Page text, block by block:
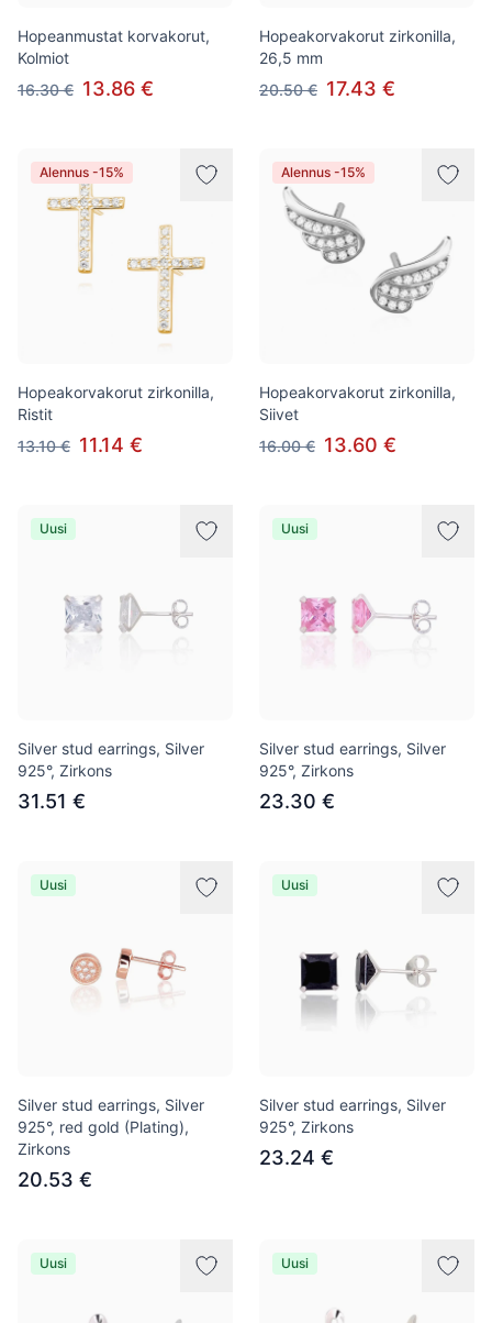
Hopeanmustat korvakorut,
Kolmiot
16.30 € 13.86 €
Hopeakorvakorut zirkonilla,
26,5 mm
20.50 € 17.43 €
Alennus -15%
Hopeakorvakorut zirkonilla,
Ristit
13.10 € 11.14 €
Alennus -15%
Hopeakorvakorut zirkonilla,
Siivet
16.00 € 13.60 €
Uusi
Silver stud earrings, Silver
925°, Zirkons
31.51 €
Uusi
Silver stud earrings, Silver
925°, Zirkons
23.30 €
Uusi
Silver stud earrings, Silver
925°, red gold (Plating),
Zirkons
20.53 €
Uusi
Silver stud earrings, Silver
925°, Zirkons
23.24 €
Uusi Uusi